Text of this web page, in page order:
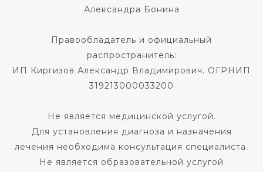
Александра Бонина
Правообладатель и официальный
распространитель:
ИП Киргизов Александр Владимирович. ОГРНИП
319213000033200
Не является медицинской услугой.
Для установления диагноза и назначения
лечения необходима консультация специалиста.
Не является образовательной услугой